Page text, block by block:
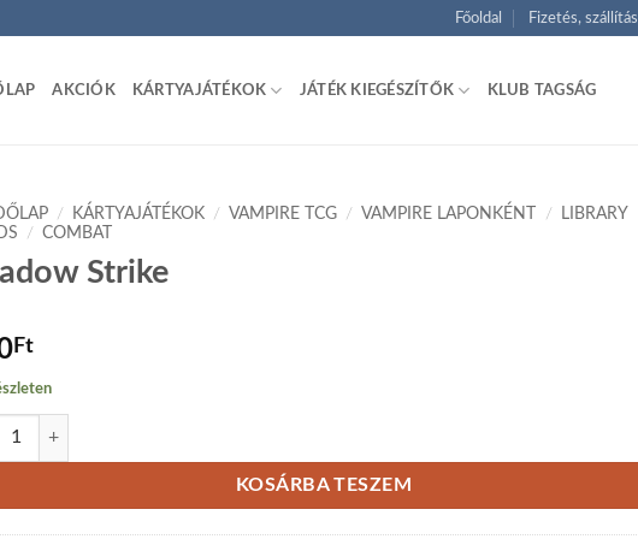
Főoldal Fizetés, szállítás
AKCIÓK KÁRTYAJÁTÉKOK JÁTÉK KIEGÉSZÍTŐK KLUB TAGSÁG
/ KÁRTYAJÁTÉKOK / VAMPIRE TCG / VAMPIRE LAPONKÉNT /
LIBRARY
/ COMBAT
Strike
Ft
Strike mennyiség
KOSÁRBA TESZEM